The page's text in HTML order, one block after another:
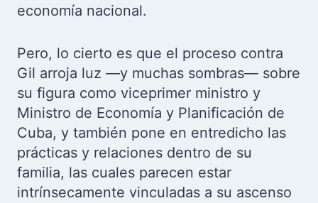
economía nacional.
Pero, lo cierto es que el proceso contra
Gil arroja luz —y muchas sombras— sobre
su figura como viceprimer ministro y
Ministro de Economía y Planificación de
Cuba, y también pone en entredicho las
prácticas y relaciones dentro de su
familia, las cuales parecen estar
intrínsecamente vinculadas a su ascenso